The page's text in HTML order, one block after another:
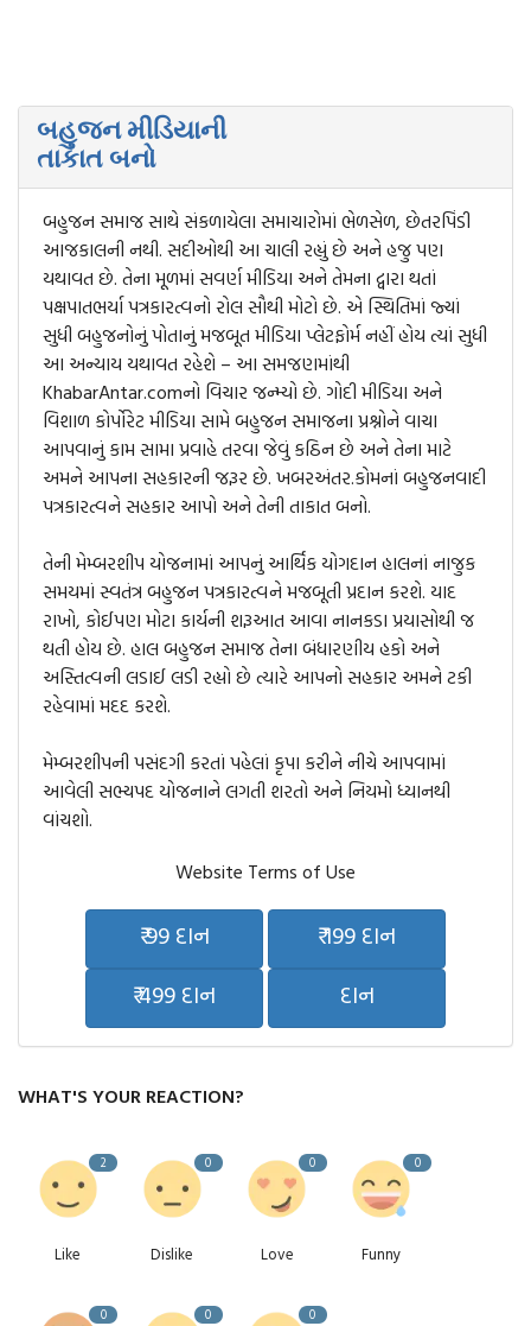
બહુજન મીડિયાની
તાકાત બનો
બહુજન સમાજ સાથે સંકળાયેલા સમાચારોમાં ભેળસેળ, છેતરપિંડી
આજકાલની નથી. સદીઓથી આ ચાલી રહ્યું છે અને હજુ પણ
યથાવત છે. તેના મૂળમાં સવર્ણ મીડિયા અને તેમના દ્વારા થતાં
પક્ષપાતભર્યા પત્રકારત્વનો રોલ સૌથી મોટો છે. એ સ્થિતિમાં જ્યાં
સુધી બહુજનોનું પોતાનું મજબૂત મીડિયા પ્લેટફોર્મ નહીં હોય ત્યાં સુધી
આ અન્યાય યથાવત રહેશે – આ સમજણમાંથી
KhabarAntar.comનો વિચાર જન્મ્યો છે. ગોદી મીડિયા અને
વિશાળ કોર્પોરેટ મીડિયા સામે બહુજન સમાજના પ્રશ્નોને વાચા
આપવાનું કામ સામા પ્રવાહે તરવા જેવું કઠિન છે અને તેના માટે
અમને આપના સહકારની જરૂર છે. ખબરઅંતર.કોમનાં બહુજનવાદી
પત્રકારત્વને સહકાર આપો અને તેની તાકાત બનો.
તેની મેમ્બરશીપ યોજનામાં આપનું આર્થિક યોગદાન હાલનાં નાજુક
સમયમાં સ્વતંત્ર બહુજન પત્રકારત્વને મજબૂતી પ્રદાન કરશે. યાદ
રાખો, કોઈપણ મોટા કાર્યની શરૂઆત આવા નાનકડા પ્રયાસોથી જ
થતી હોય છે. હાલ બહુજન સમાજ તેના બંધારણીય હકો અને
અસ્તિત્વની લડાઈ લડી રહ્યો છે ત્યારે આપનો સહકાર અમને ટકી
રહેવામાં મદદ કરશે.
મેમ્બરશીપની પસંદગી કરતાં પહેલાં કૃપા કરીને નીચે આપવામાં
આવેલી સભ્યપદ યોજનાને લગતી શરતો અને નિયમો ધ્યાનથી
વાંચશો.
Website Terms of Use
₹ 99 દાન
₹ 199 દાન
₹ 499 દાન
દાન
WHAT'S YOUR REACTION?
2
Like
0
Dislike
0
Love
0
Funny
0 0 0